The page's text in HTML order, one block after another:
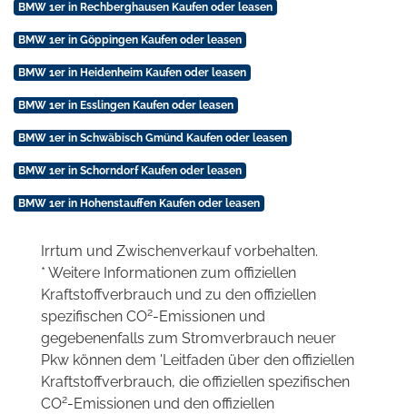
BMW 1er in Rechberghausen Kaufen oder leasen
BMW 1er in Göppingen Kaufen oder leasen
BMW 1er in Heidenheim Kaufen oder leasen
BMW 1er in Esslingen Kaufen oder leasen
BMW 1er in Schwäbisch Gmünd Kaufen oder leasen
BMW 1er in Schorndorf Kaufen oder leasen
BMW 1er in Hohenstauffen Kaufen oder leasen
Irrtum und Zwischenverkauf vorbehalten.
* Weitere Informationen zum offiziellen
Kraftstoffverbrauch und zu den offiziellen
spezifischen CO2-Emissionen und
gegebenenfalls zum Stromverbrauch neuer
Pkw können dem 'Leitfaden über den offiziellen
Kraftstoffverbrauch, die offiziellen spezifischen
CO2-Emissionen und den offiziellen